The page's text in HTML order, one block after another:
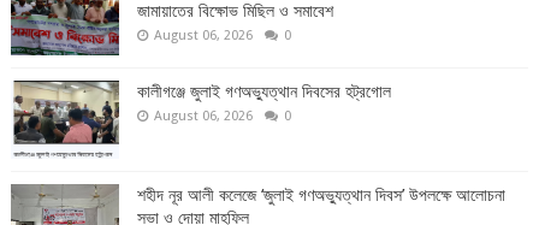
জামায়াতের বিক্ষোভ মিছিল ও সমাবেশ
August 06, 2026 0
কালীগঞ্জে জুলাই গণঅভ্যুত্থান দিবসের হট্রগোল
August 06, 2026 0
শহীদ নূর আলী কলেজে ‘জুলাই গণঅভ্যুত্থান দিবস’ উপলক্ষে আলোচনা
সভা ও দোয়া মাহফিল